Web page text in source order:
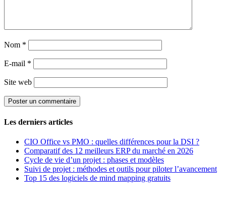
Nom *
E-mail *
Site web
Les derniers articles
CIO Office vs PMO : quelles différences pour la DSI ?
Comparatif des 12 meilleurs ERP du marché en 2026
Cycle de vie d’un projet : phases et modèles
Suivi de projet : méthodes et outils pour piloter l’avancement
Top 15 des logiciels de mind mapping gratuits